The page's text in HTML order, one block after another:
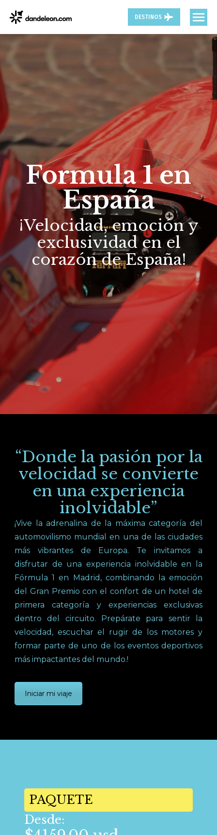
DESTINOS
Formula 1 en
España
¡Velocidad, emoción y
exclusividad en el
corazón de España!
“Donde la pasión por la
velocidad se convierte
en una experiencia
inolvidable”
¡Vive la adrenalina de la máxima categoría del
automovilismo mundial en una de las ciudades
más vibrantes de Europa. Te invitamos a
disfrutar de una experiencia inolvidable en la
Fórmula 1 en Madrid, combinando la emoción
del Gran Premio con el confort de un hotel de
primera categoría y experiencias exclusivas
dentro del circuito. Prepárate para sentir la
velocidad, escuchar el rugir de los motores y
formar parte de uno de los eventos deportivos
más impactantes del mundo.!
Iniciar mi viaje
PAQUETE
Desde: